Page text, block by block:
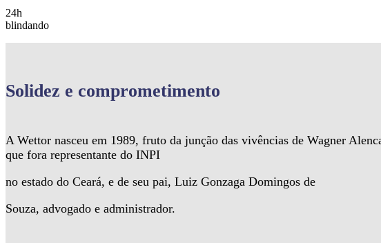
24h
blindando
Solidez e comprometimento
A Wettor nasceu em 1989, fruto da junção das vivências de Wagner
que fora representante do INPI
no estado do Ceará, e de seu pai, Luiz Gonzaga Domingos de
Souza, advogado e administrador.